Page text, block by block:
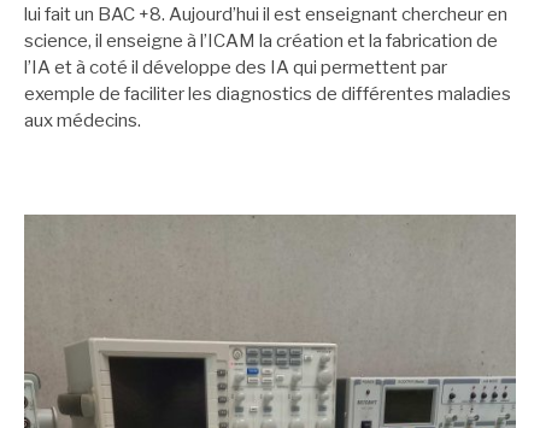
lui fait un BAC +8. Aujourd’hui il est enseignant chercheur en
science, il enseigne à l’ICAM la création et la fabrication de
l’IA et à coté il développe des IA qui permettent par
exemple de faciliter les diagnostics de différentes maladies
aux médecins.